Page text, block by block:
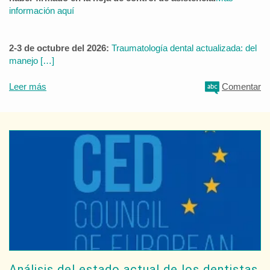
información aquí
2-3 de octubre del 2026: Traumatología dental actualizada: del
manejo […]
Leer más Comentar